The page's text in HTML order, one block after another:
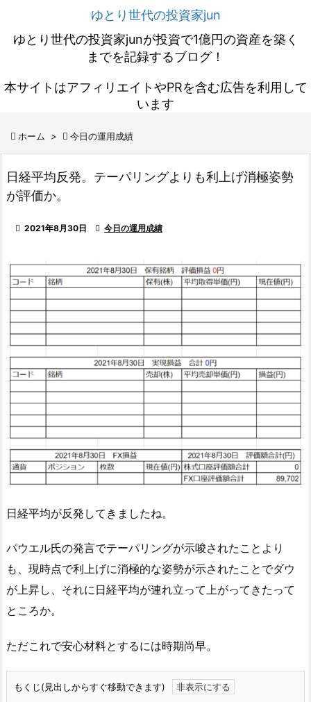
ゆとり世代の投資家jun
ゆとり世代の投資家junが投資で1億円の資産を築く
までを記録するブログ！
本サイトはアフィリエイトやPRを含む広告を利用して
います
 ホーム >  今日の運用成績
日経平均反発。テーパリングよりも利上げ消極姿勢
が評価か。
 2021年8月30日  今日の運用成績
日経平均が反発してきましたね。
パウエル氏の発言でテーパリングが示唆されたことより
も、現時点で利上げに消極的な姿勢が示されたことでダウ
が上昇し、それに日経平均が連れ立って上がってきたって
ところか。
ただこれで安心材料とするには時期尚早。
もくじ(見出しからすぐ移動できます)